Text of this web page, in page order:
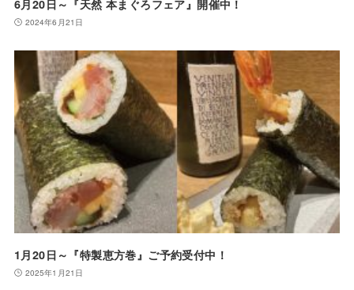
6月20日～『天然 本まぐろフェア』開催中！
2024年6月21日
1月20日～『特製恵方巻』ご予約受付中！
2025年1月21日